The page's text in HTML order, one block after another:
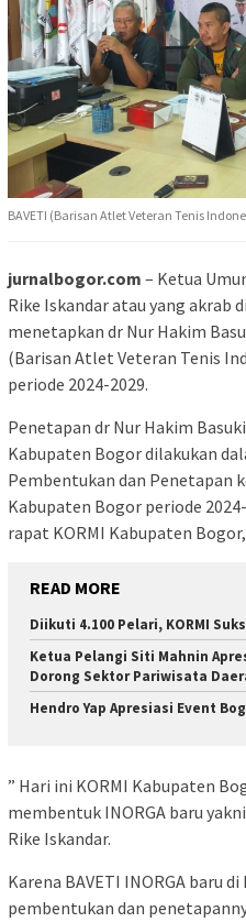
BAVETI (Barisan Atlet Veteran Tenis
jurnalbogor.com – Ketua
Rike Iskandar atau yang akrab
menetapkan dr Nur Hakim
(Barisan Atlet Veteran Tenis
periode 2024-2029.
Penetapan dr Nur Hakim
Kabupaten Bogor dilakukan
Pembentukan dan Penetapan
Kabupaten Bogor periode
rapat KORMI Kabupaten
READ MORE
Diikuti 4.100 Pelari, KORMI
Ketua Pelangi Siti Mahnin
Dorong Sektor Pariwisata
Hendro Yap Apresiasi Event
” Hari ini KORMI Kabupaten
membentuk INORGA baru
Rike Iskandar.
Karena BAVETI INORGA baru
pembentukan dan